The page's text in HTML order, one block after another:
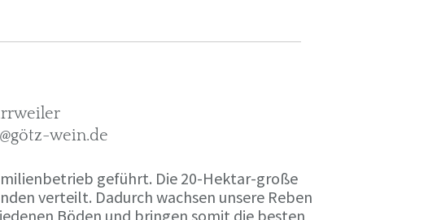
wein.de
geführt. Die 20-Hektar-große
verteilt. Dadurch wachsen unsere Reben
Böden und bringen somit die besten